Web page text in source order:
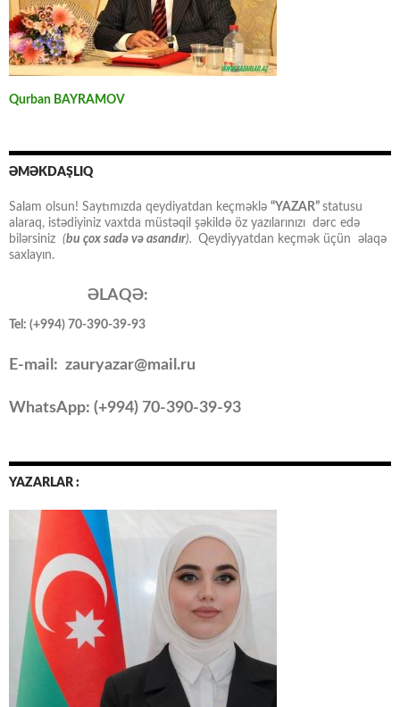
Qurban BAYRAMOV
ƏMƏKDAŞLIQ
Salam olsun! Saytımızda qeydiyatdan keçməklə “YAZAR” statusu
alaraq, istədiyiniz vaxtda müstəqil şəkildə öz yazılarınızı dərc edə
bilərsiniz (bu çox sadə və asandır). Qeydiyyatdan keçmək üçün əlaqə
saxlayın.
ƏLAQƏ:
Tel: (+994) 70-390-39-93
E-mail: zauryazar@mail.ru
WhatsApp: (+994) 70-390-39-93
YAZARLAR :